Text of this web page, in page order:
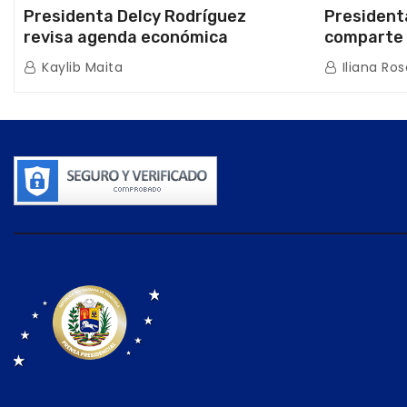
Presidenta Delcy Rodríguez
revisa agenda económica
nacional y la ejecución de fondos
de emergencia post-sismos
Kaylib Maita
comparte
los
Iliana